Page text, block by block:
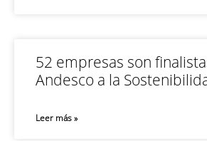
52 empresas son
Andesco a la
Leer más »